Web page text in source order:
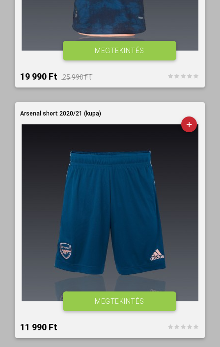
19 990 Ft‎ 25 990 Ft‎
MEGTEKINTÉS
Arsenal short 2020/21 (kupa)
11 990 Ft‎
MEGTEKINTÉS